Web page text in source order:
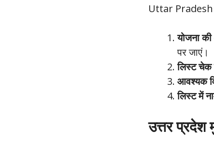
Uttar Pradesh
योजना
पर जाएं।
लिस्ट
आवश्यक
लिस्ट में
उत्तर प्रदेश